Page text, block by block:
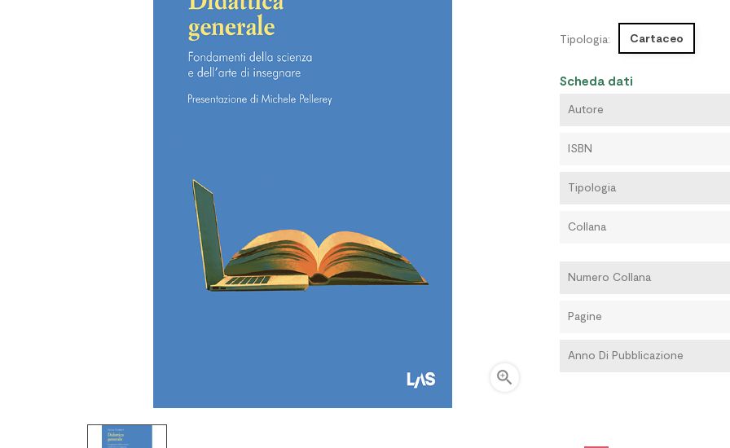

Tipologia: Cartaceo
Scheda dati
Autore
ISBN
Tipologia
Collana
Numero Collana
Pagine
Anno Di Pubblicazione